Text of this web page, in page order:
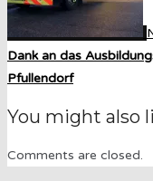
Dank an das
Pfullendorf
You might also
Comments are closed.